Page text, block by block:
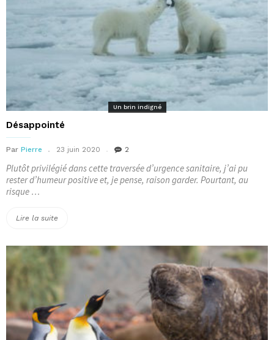
Un brin indigné
Désappointé
Par Pierre 23 juin 2020 2
Plutôt privilégié dans cette traversée d’urgence sanitaire, j’ai pu
rester d’humeur positive et, je pense, raison garder. Pourtant, au
risque …
Lire la suite